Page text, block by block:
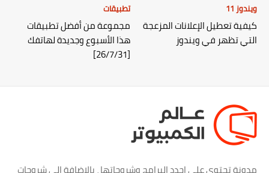
ويندوز 11
كيفية تعطيل الإعلانات المزعجة
التي تظهر في ويندوز
تطبيقات
مجموعة من أفضل تطبيقات
هذا الأسبوع وجديدة لهاتفك
[26/7/31]